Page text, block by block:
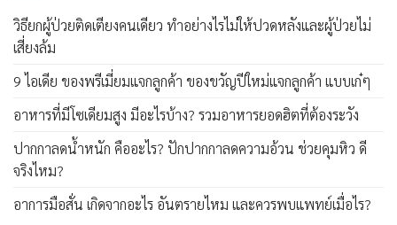
วิธียกผู้ป่วยติดเตียงคนเดียว ทำอย่างไรไม่ให้ปวดหลังและผู้ป่วยไม่
เสี่ยงล้ม
9 ไอเดีย ของพรีเมี่ยมแจกลูกค้า ของขวัญปีใหม่แจกลูกค้า แบบเก๋ๆ
อาหารที่มีโซเดียมสูง มีอะไรบ้าง? รวมอาหารยอดฮิตที่ต้องระวัง
ปากกาลดน้ำหนัก คืออะไร? ปักปากกาลดความอ้วน ช่วยคุมหิว ดี
จริงไหม?
อาการมือสั่น เกิดจากอะไร อันตรายไหม และควรพบแพทย์เมื่อไร?